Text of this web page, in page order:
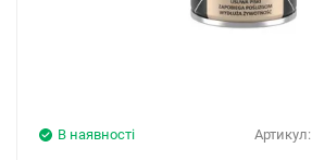
Артикул:
В наявності